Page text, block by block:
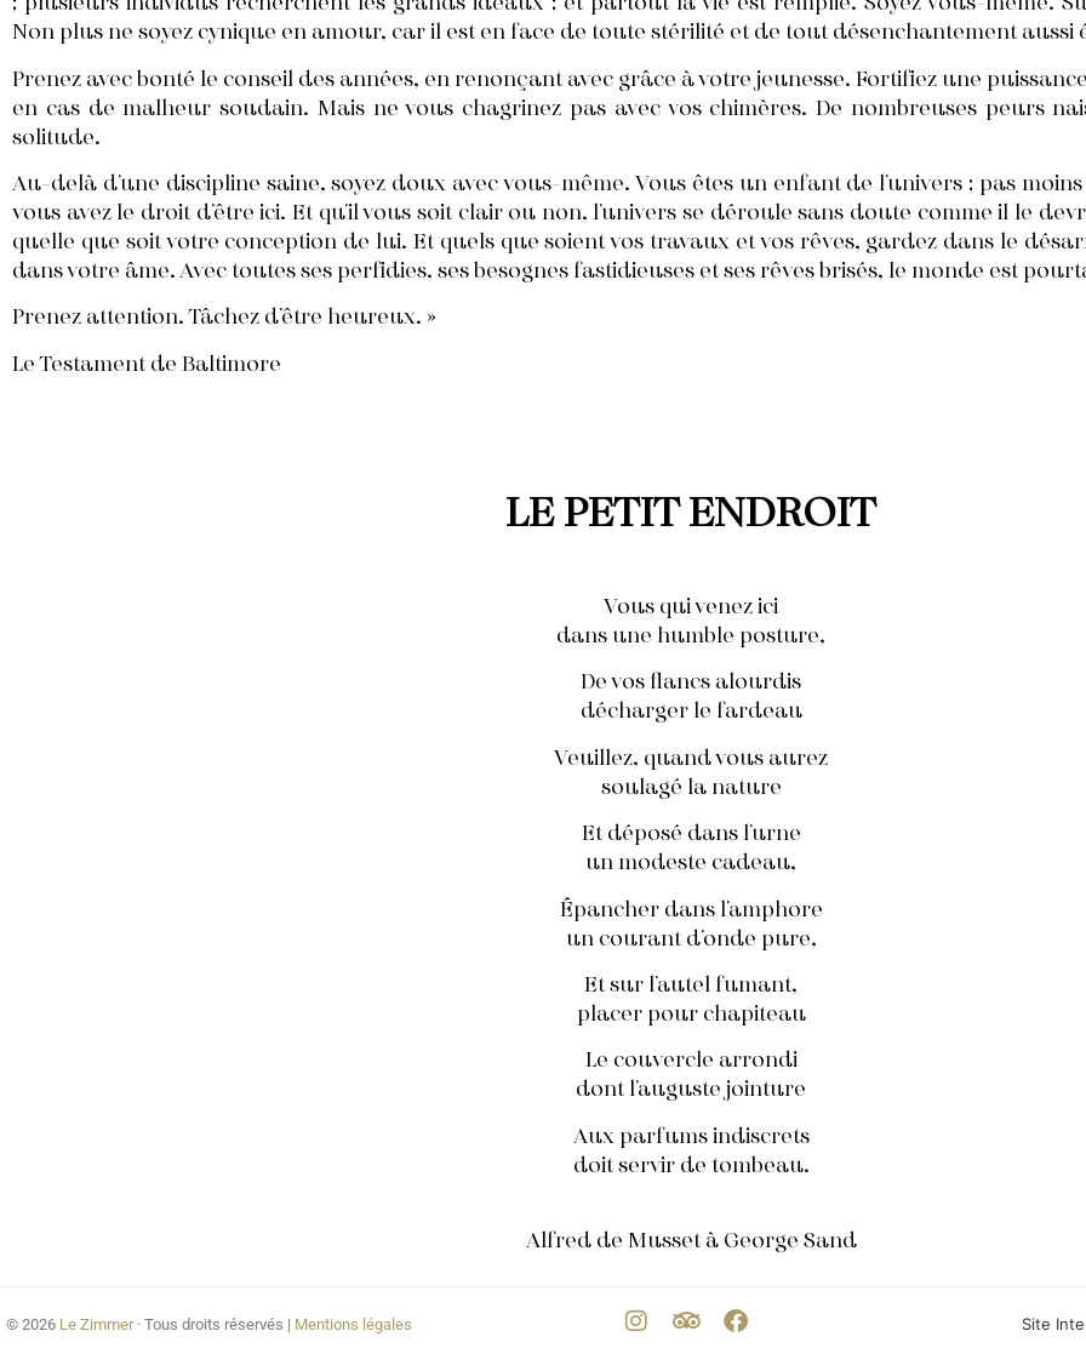
Non plus ne soyez cynique en amour, car il est en face de toute stérilité et de tout désenchantement aussi
Prenez avec bonté le conseil des années, en renonçant avec grâce à votre jeunesse. Fortifiez une
en cas de malheur soudain. Mais ne vous chagrinez pas avec vos chimères. De nombreuses peurs
solitude.
Au-delà d’une discipline saine, soyez doux avec vous-même. Vous êtes un enfant de l’univers ; pas
vous avez le droit d’être ici. Et qu’il vous soit clair ou non, l’univers se déroule sans doute comme il le
quelle que soit votre conception de lui. Et quels que soient vos travaux et vos rêves, gardez dans le
dans votre âme. Avec toutes ses perfidies, ses besognes fastidieuses et ses rêves brisés, le monde est
Prenez attention. Tâchez d’être heureux. »
Le Testament de Baltimore
LE PETIT ENDROIT
Vous qui venez ici
dans une humble posture,
De vos flancs alourdis
décharger le fardeau
Veuillez, quand vous aurez
soulagé la nature
Et déposé dans l’urne
un modeste cadeau,
Épancher dans l’amphore
un courant d’onde pure,
Et sur l’autel fumant,
placer pour chapiteau
Le couvercle arrondi
dont l’auguste jointure
Aux parfums indiscrets
doit servir de tombeau.
Alfred de Musset à George Sand
© 2026 Le Zimmer· Tous droits réservés | Mentions légales Site